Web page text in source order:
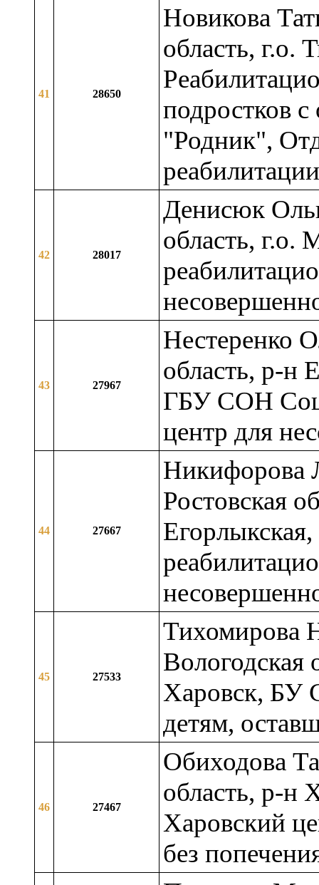
41 28650
Новикова
область,
подростков
"Родник",
реабилитации
42 28017
Денисюк
область,
43 27967
Нестеренко
область, р-н
ГБУ СОН
центр для
44 27667
Никифорова
Ростовская
45 27533
Тихомирова
Вологодская
Харовск, БУ
детям,
46 27467
Обиходова
область, р-н
Харовский
без